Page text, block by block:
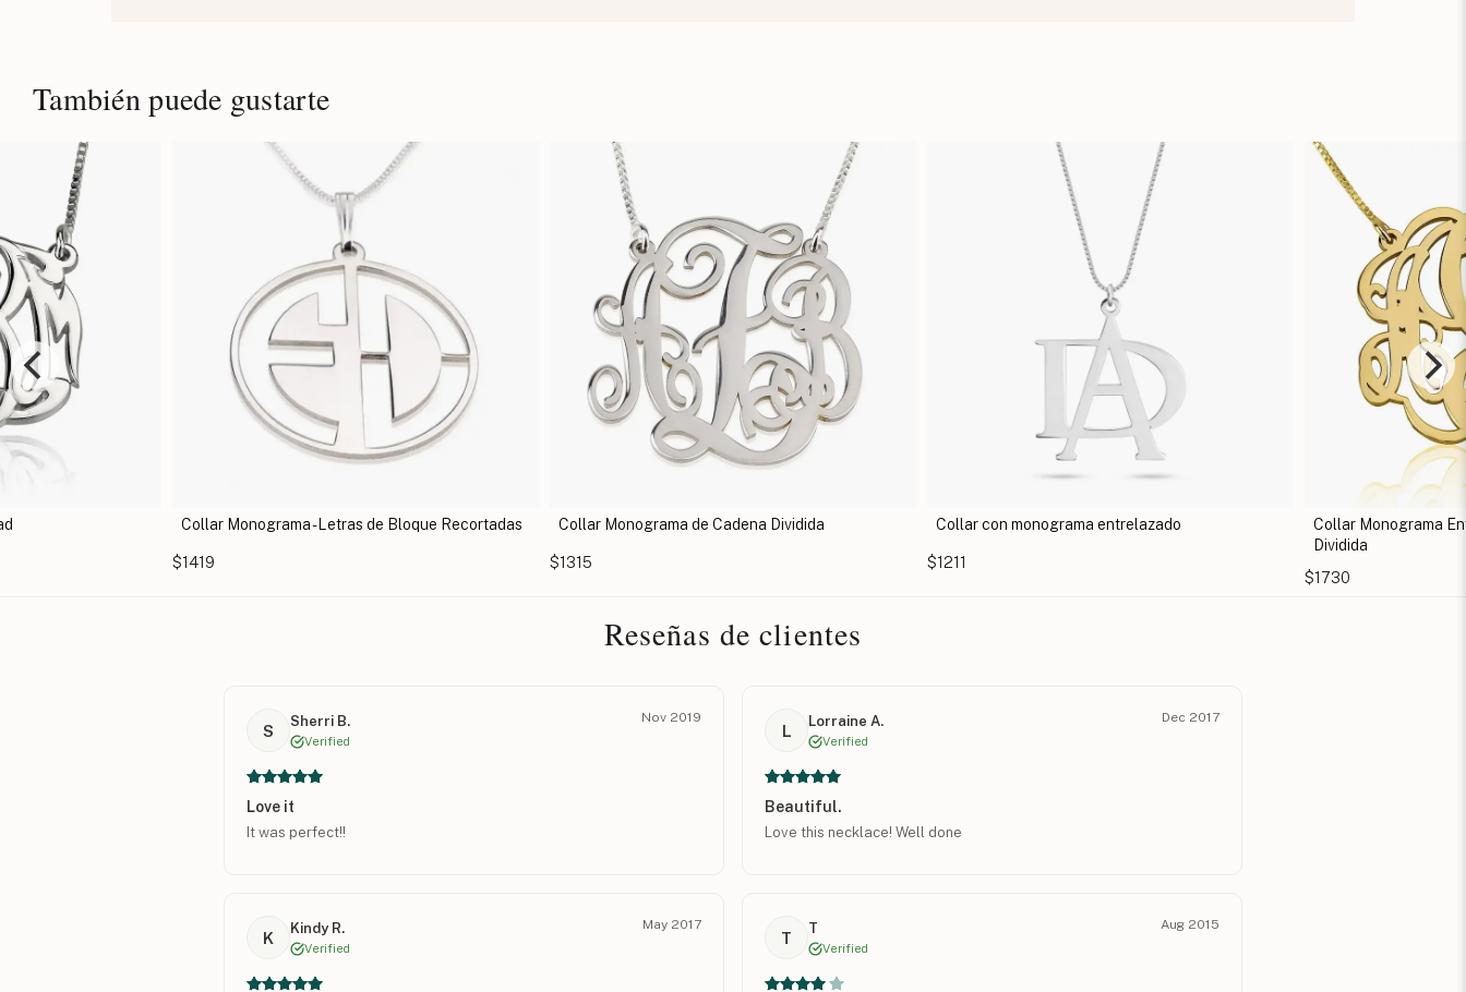
También puede gustarte
Collar personalizado
iniciales
$1315
Bloque Recortadas Collar Monograma de Cadena Dividida
$1315
Collar con monograma entrelazado
$1211
Collar Monograma Entrelazado de Cadena
Reseñas de clientes
S
Sherri B.
Verified
Nov 2019
Love it
It was perfect!!
L
Lorraine A.
Verified
Dec 2017
Beautiful.
Love this necklace! Well done
K
Kindy R.
Verified
May 2017
T
T
Verified
Aug 2015